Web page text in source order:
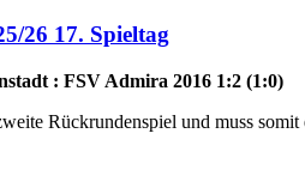
26 17. Spieltag
: FSV Admira 2016 1:2 (1:0)
Rückrundenspiel und muss